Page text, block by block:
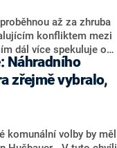
„svoloč“ na
Decroix se také
Spolu či promluvila o
až za zhruba
konfliktem mezi
dál více spekuluje o
vyslat současná
znovu vytahují
(ANO). Jak moc je
volbách 2028
roku 2023?
Náhradního
zřejmě vybralo,
komunální volby by měl